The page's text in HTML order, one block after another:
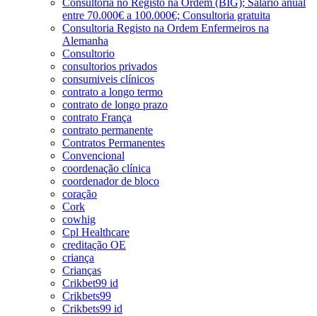
entre 70.000€ a 100.000€; Consultoria gratuita
Consultoria Registo na Ordem Enfermeiros na
Alemanha
Consultorio
consultorios privados
consumiveis clínicos
contrato a longo termo
contrato de longo prazo
contrato França
contrato permanente
Contratos Permanentes
Convencional
coordenação clínica
coordenador de bloco
coração
Cork
cowhig
Cpl Healthcare
creditação OE
criança
Crianças
Crikbet99 id
Crikbets99
Crikbets99 id